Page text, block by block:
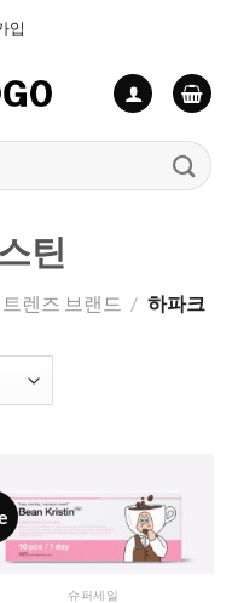
입
틴
렌즈 브랜드 / 하파크
슈퍼세일